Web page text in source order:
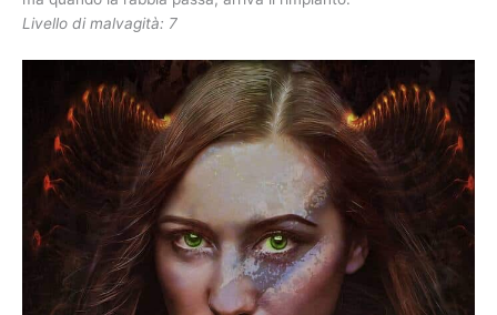
Freddo come il ghiaccio, con orgoglio incrollabile , ti piace
vedere la sofferenza e l’elemosina , non hai pietà quando si
tratta di combattere.
Livello di malvagità: 4.
Gemelli
Estremo in tutto, per il bene sei molto buono, per il cattivo sei
veleno , se ti trattano male viene fuori il tuo lato cattivo.
Livello di malvagità: 5